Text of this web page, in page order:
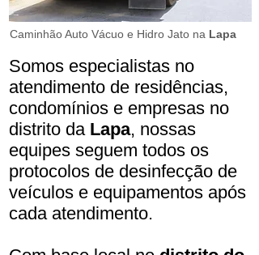
Caminhão Auto Vácuo e Hidro Jato na Lapa
Somos especialistas no
atendimento de residências,
condomínios e empresas no
distrito da Lapa, nossas
equipes seguem todos os
protocolos de desinfecção de
veículos e equipamentos após
cada atendimento.